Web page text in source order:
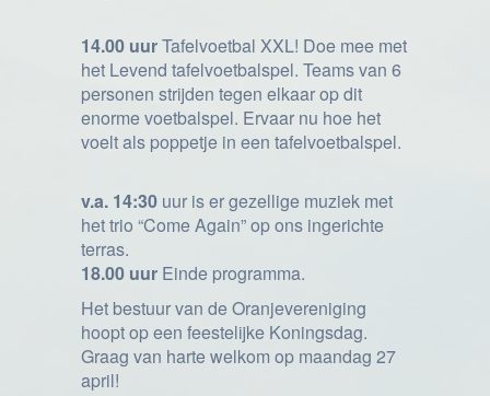
14.00 uurTafelvoetbal XXL! Doe mee met
het Levend tafelvoetbalspel. Teams van 6
personen strijden tegen elkaar op dit
enorme voetbalspel. Ervaar nu hoe het
voelt als poppetje in een tafelvoetbalspel.
v.a. 14:30 uur is er gezellige muziek met
het trio “Come Again” op ons ingerichte
terras.
18.00 uur Einde programma.
Het bestuur van de Oranjevereniging
hoopt op een feestelijke Koningsdag.
Graag van harte welkom op maandag 27
april!